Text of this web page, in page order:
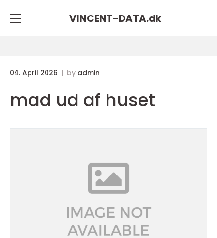
VINCENT-DATA.dk
04. April 2026 by admin
mad ud af huset